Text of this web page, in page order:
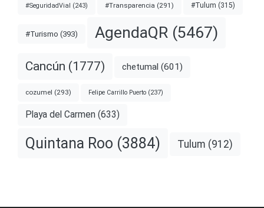
#SeguridadVial (243) #Transparencia (291) #Tulum (315)
#Turismo (393) AgendaQR (5467)
Cancún (1777) chetumal (601)
cozumel (293) Felipe Carrillo Puerto (237)
Playa del Carmen (633)
Quintana Roo (3884) Tulum (912)